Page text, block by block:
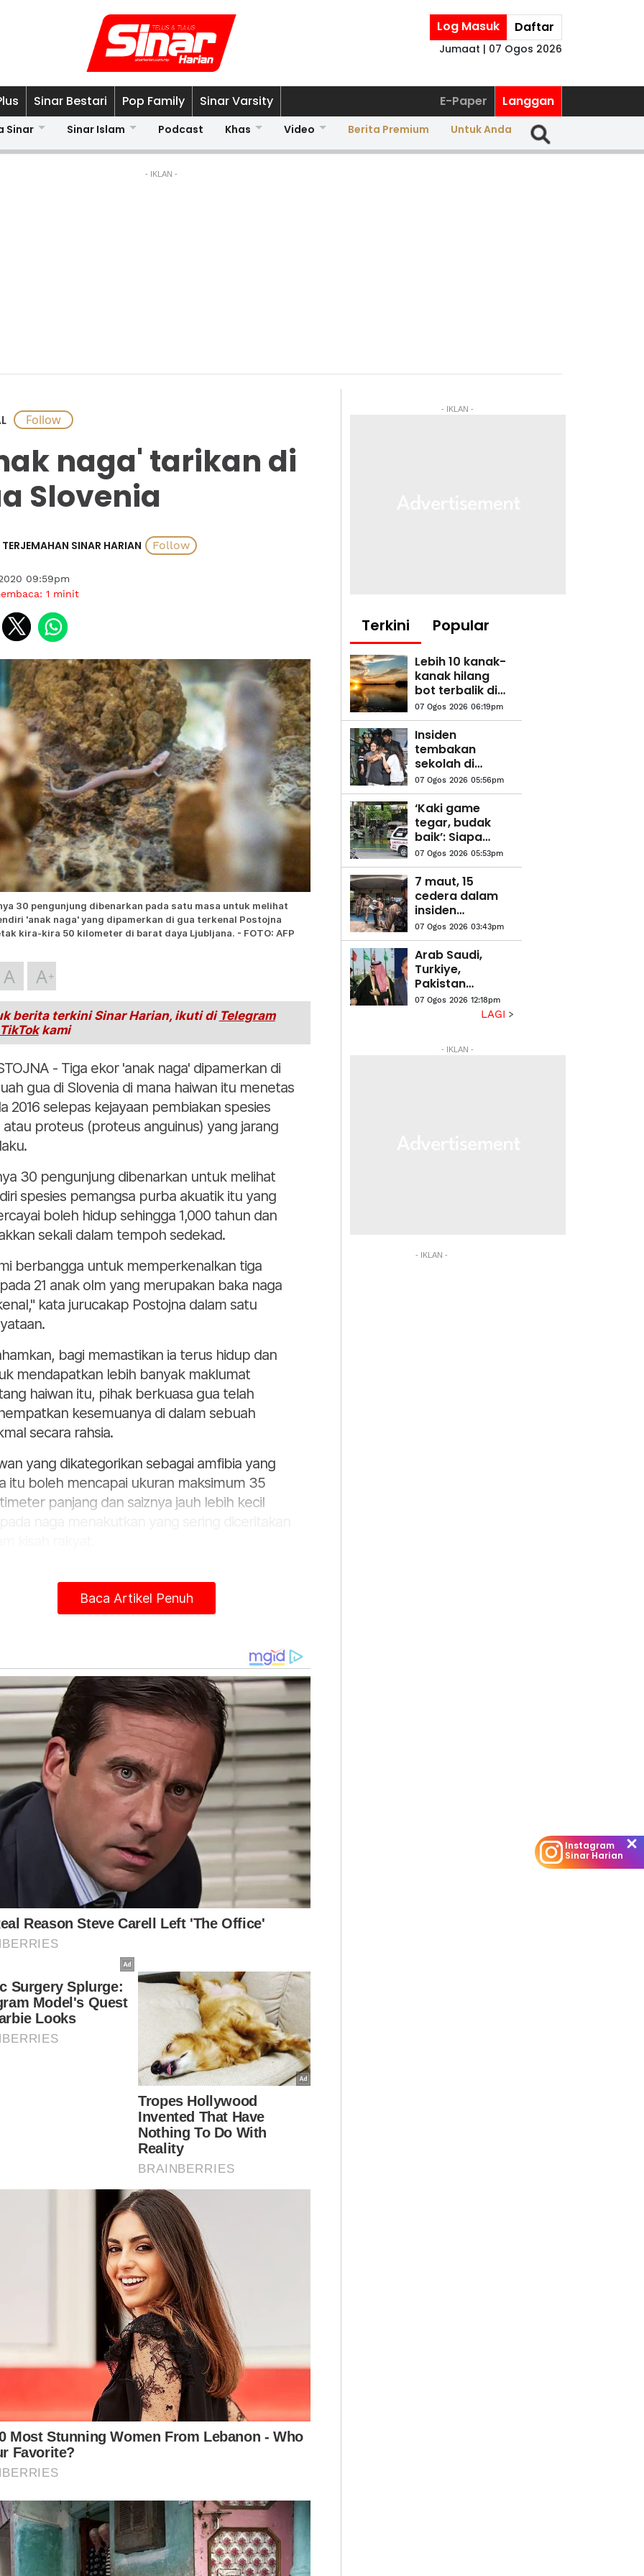
Log Masuk Daftar
Jumaat | 07 Ogos 2026
Sinar Bestari Pop Family Sinar Varsity E-Paper Langgan
Sinar Sinar Islam Podcast Khas Video Berita Premium Untuk Anda
- IKLAN -
naga' tarikan di
Slovenia
TERJEMAHAN SINAR HARIAN
09:59pm
1 minit
30 pengunjung dibenarkan pada satu masa untuk melihat
'anak naga' yang dipamerkan di gua terkenal Postojna
kira-kira 50 kilometer di barat daya Ljubljana. - FOTO: AFP
A A
berita terkini Sinar Harian, ikuti di Telegram
TikTokkami
- Tiga ekor 'anak naga' dipamerkan di
gua di Slovenia di mana haiwan itu menetas
2016 selepas kejayaan pembiakan spesies
atau proteus (proteus anguinus) yang jarang
30 pengunjung dibenarkan untuk melihat
spesies pemangsa purba akuatik itu yang
boleh hidup sehingga 1,000 tahun dan
sekali dalam tempoh sedekad.
berbangga untuk memperkenalkan tiga
21 anak olm yang merupakan baka naga
kata jurucakap Postojna dalam satu
bagi memastikan ia terus hidup dan
mendapatkan lebih banyak maklumat
haiwan itu, pihak berkuasa gua telah
kesemuanya di dalam sebuah
secara rahsia.
yang dikategorikan sebagai amfibia yang
itu boleh mencapai ukuran maksimum 35
panjang dan saiznya jauh lebih kecil
Postojna terletak kira-kira 50 kilometer di
daya Ljubljana selama jutaan tahun.
untuk mempamerkan bayi naga itu
beberapa hari selepas salah sebuah gua
di Eropah itu yang biasanya menarik
pengunjung setiap tahun dibuka semula
penutupan selama tiga bulan akibat wabak
(Covid-19). - AFP
Pemilik kenderaan boleh pertikai saman ekor
Nahas Elmina: Oyen cetus prihatin haiwan
Saman ekor perlukan penjelasan kukuh
turun aplikasi Sinar Harian.Klik di sini!
Proteus Anguinus
Artikel Disyorkan
GLOBAL
Lebih 10 kanak-kanak hilang bot
terbalik di DR Congo
GLOBAL
Insiden tembakan sekolah di
GLOBAL
‘Kaki game tegar, budak baik’:
Siapa remaja 14 tahun di sebalik
insiden tembakan sekolah di
Baca Artikel Penuh
- IKLAN -
Terkini Popular
Lebih 10 kanak-
kanak hilang
bot terbalik di
DR Congo
07 Ogos 2026 06:19pm
Insiden
tembakan
sekolah di
Thailand:
Suspek
dipercayai
bunuh datuk,
nenek sebelum
serangan
07 Ogos 2026 05:56pm
‘Kaki game
tegar, budak
baik’: Siapa
remaja 14 tahun
di sebalik
insiden
tembakan
sekolah di
Thailand?
07 Ogos 2026 05:53pm
7 maut, 15
cedera dalam
insiden
tembakan di
sekolah
Thailand
07 Ogos 2026 03:43pm
Arab Saudi,
Turkiye,
Pakistan
dijangka
bersama
07 Ogos 2026 12:18pm
LAGI
- IKLAN -
- IKLAN -
Instagram
Sinar Harian